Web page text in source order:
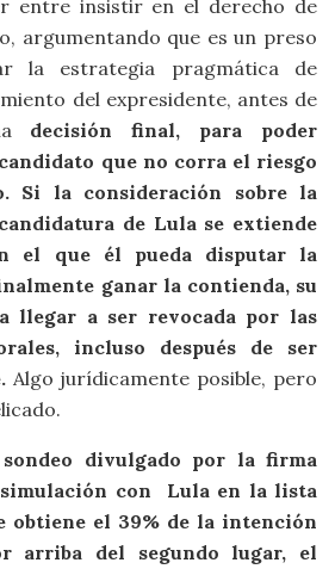
entre insistir en el derecho de
argumentando que es un preso
la estrategia pragmática de
del expresidente, antes de
decisión final, para poder
que no corra el riesgo
Si la consideración sobre la
de Lula se extiende
el que él pueda disputar la
ganar la contienda, su
llegar a ser revocada por las
incluso después de ser
Algo jurídicamente posible, pero
divulgado por la firma
simulación con Lula en la lista
obtiene el 39% de la intención
arriba del segundo lugar, el